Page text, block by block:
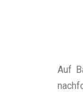
Auf